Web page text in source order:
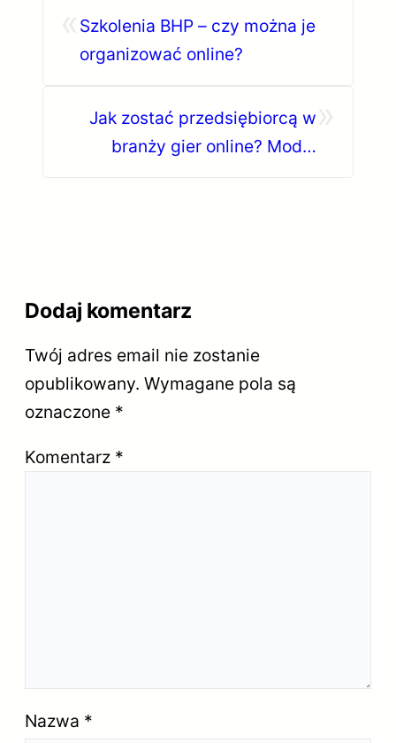
Szkolenia BHP – czy można je
organizować online?
Jak zostać przedsiębiorcą w
branży gier online? Model
Dodaj komentarz
Twój adres email nie zostanie
opublikowany. Wymagane pola są
oznaczone *
Komentarz *
Nazwa *